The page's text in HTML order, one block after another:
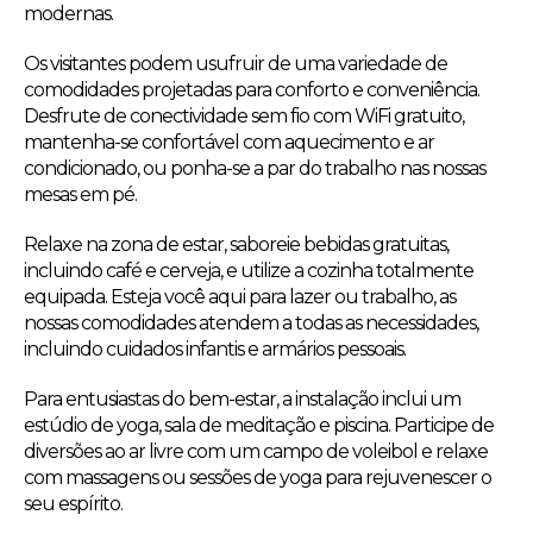
modernas.
Os visitantes podem usufruir de uma variedade de
comodidades projetadas para conforto e conveniência.
Desfrute de conectividade sem fio com WiFi gratuito,
mantenha-se confortável com aquecimento e ar
condicionado, ou ponha-se a par do trabalho nas nossas
mesas em pé.
Relaxe na zona de estar, saboreie bebidas gratuitas,
incluindo café e cerveja, e utilize a cozinha totalmente
equipada. Esteja você aqui para lazer ou trabalho, as
nossas comodidades atendem a todas as necessidades,
incluindo cuidados infantis e armários pessoais.
Para entusiastas do bem-estar, a instalação inclui um
estúdio de yoga, sala de meditação e piscina. Participe de
diversões ao ar livre com um campo de voleibol e relaxe
com massagens ou sessões de yoga para rejuvenescer o
seu espírito.